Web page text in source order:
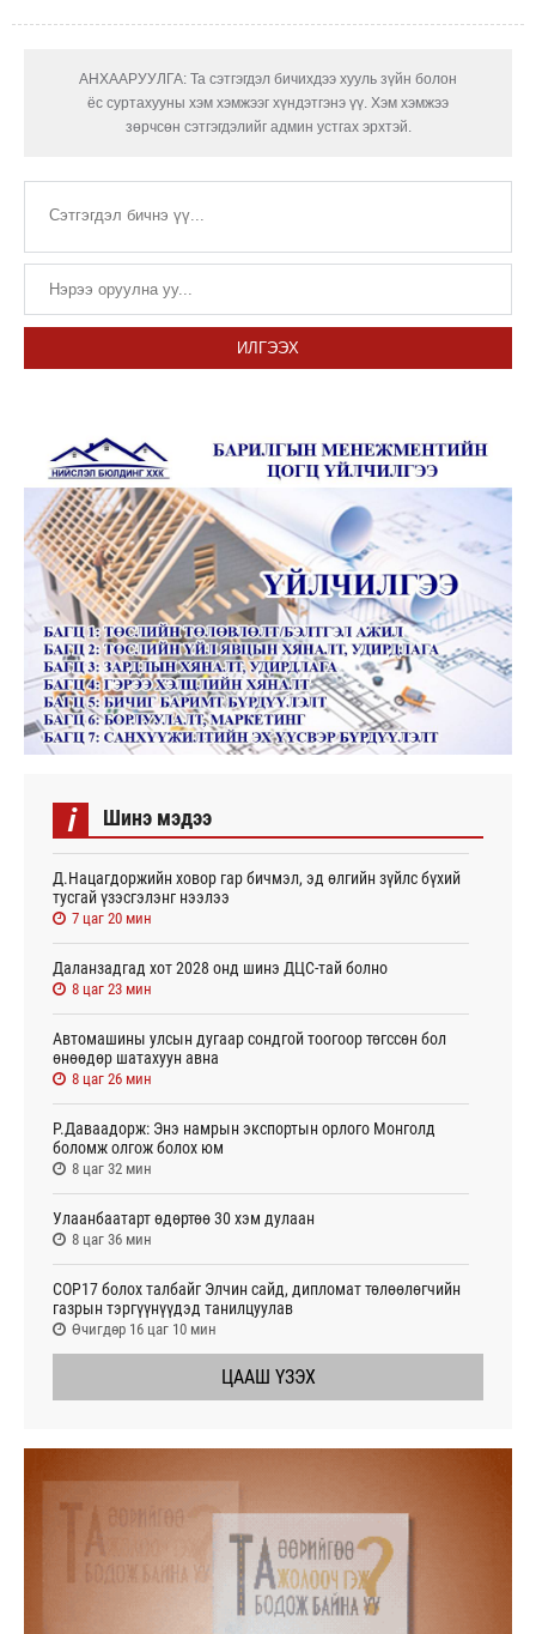
АНХААРУУЛГА: Та сэтгэгдэл бичихдээ хууль зүйн болон
ёс суртахууны хэм хэмжээг хүндэтгэнэ үү. Хэм хэмжээ
зөрчсөн сэтгэгдэлийг админ устгах эрхтэй.
ИЛГЭЭХ
i Шинэ мэдээ
Д.Нацагдоржийн ховор гар бичмэл, эд өлгийн зүйлс бүхий
тусгай үзэсгэлэнг нээлээ
7 цаг 20 мин
Даланзадгад хот 2028 онд шинэ ДЦС-тай болно
8 цаг 23 мин
Автомашины улсын дугаар сондгой тоогоор төгссөн бол
өнөөдөр шатахуун авна
8 цаг 26 мин
Р.Даваадорж: Энэ намрын экспортын орлого Монголд
боломж олгож болох юм
8 цаг 32 мин
Улаанбаатарт өдөртөө 30 хэм дулаан
8 цаг 36 мин
СОР17 болох талбайг Элчин сайд, дипломат төлөөлөгчийн
газрын тэргүүнүүдэд танилцуулав
Өчигдөр 16 цаг 10 мин
ЦААШ ҮЗЭХ